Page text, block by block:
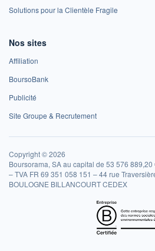
Solutions pour la Clientèle Fragile
Nos sites
Affiliation
BoursoBank
Publicité
Site Groupe & Recrutement
Copyright © 2026
Boursorama, SA au capital de 53 576
– TVA FR 69 351 058 151 – 44 rue
BOULOGNE BILLANCOURT CEDEX